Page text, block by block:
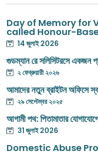
Day of Memory for
called Honour-
14 জুলাই 2026
গুডম্যান রে সলিসিটরসে একজন
২ ফেব্রুয়ারী ২০২৬
আমাদের নতুন ব্রাইটন অফিসে
২৯ সেপ্টেম্বর ২০২৫
আগামী পথ: পিতামাতার
31 জুলাই 2026
Domestic Abuse